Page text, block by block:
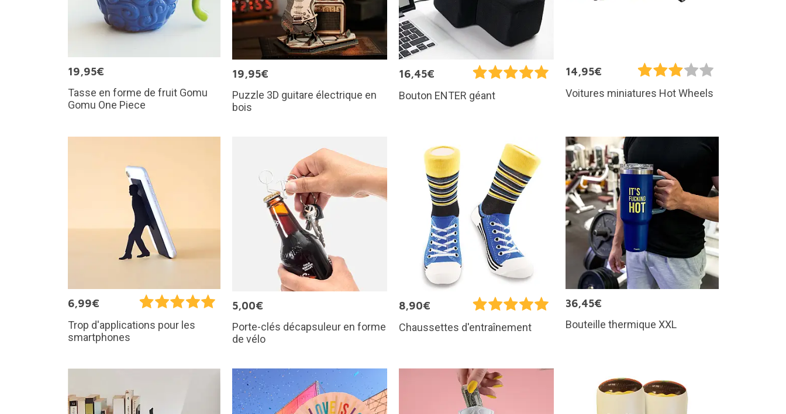
19,95€
Tasse en forme de fruit Gomu
Gomu One Piece
19,95€
Puzzle 3D guitare électrique en
bois
16,45€
Bouton ENTER géant
14,95€
Voitures miniatures Hot Wheels
6,99€
Trop d'applications pour les
smartphones
5,00€
Porte-clés décapsuleur en forme
de vélo
8,90€
Chaussettes d'entraînement
36,45€
Bouteille thermique XXL